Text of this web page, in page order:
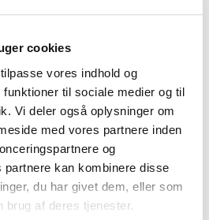
cookies
vores indhold og
til sociale medier og til
Vi deler også oplysninger om
med vores partnere inden
og
partnere kan kombinere disse
du har givet dem, eller som
brug af deres tjenester.
en af de største, enkeltstående
vi er nede på et støjniveau, så
dem, som rent faktisk skal
mindst også for brugerne på
hvor du gerne vil have så lidt støj
om elmaskinerne, og debatteret
materiel, men her har vi